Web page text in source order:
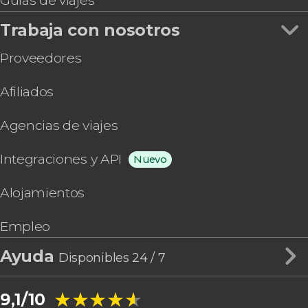
Trabaja con nosotros
Proveedores
Afiliados
Agencias de viajes
Integraciones y API Nuevo
Alojamientos
Empleo
Ayuda Disponibles 24 / 7
9,1/10 ★★★★★
★★★★★